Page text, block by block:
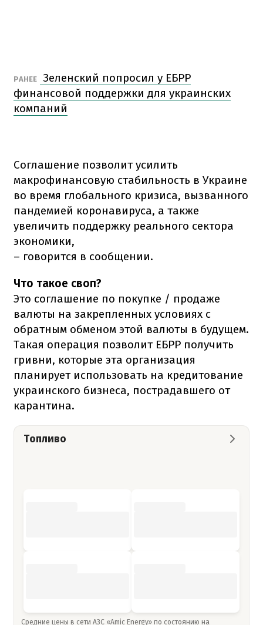
РАНЕЕ
Зеленский попросил у ЕБРР
финансовой поддержки для украинских
компаний
Соглашение позволит усилить
макрофинансовую стабильность в Украине
во время глобального кризиса, вызванного
пандемией коронавируса, а также
увеличить поддержку реального сектора
экономики,
– говорится в сообщении.
Что такое своп?
Это соглашение по покупке / продаже
валюты на закрепленных условиях с
обратным обменом этой валюты в будущем.
Такая операция позволит ЕБРР получить
гривни, которые эта организация
планирует использовать на кредитование
украинского бизнеса, пострадавшего от
карантина.
Топливо
Средние цены в сети АЗС «Amic Energy» по состоянию на